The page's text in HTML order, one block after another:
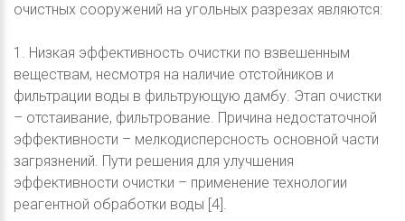
очистных сооружений на угольных разрезах являются:
1. Низкая эффективность очистки по взвешенным
веществам, несмотря на наличие отстойников и
фильтрации воды в фильтрующую дамбу. Этап очистки
– отстаивание, фильтрование. Причина недостаточной
эффективности – мелкодисперсность основной части
загрязнений. Пути решения для улучшения
эффективности очистки – применение технологии
реагентной обработки воды [4].